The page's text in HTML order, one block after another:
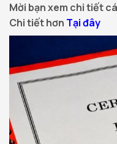
Mời bạn xem chi tiết
Chi tiết hơn Tại đây